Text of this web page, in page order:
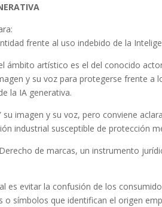
frente al uso indebido de la
ámbito artístico es el del conocido
y su voz para protegerse frente a
la IA generativa.
imagen y su voz, pero conviene
industrial susceptible de protección
de marcas, un instrumento
es evitar la confusión de los
símbolos que identifican el origen